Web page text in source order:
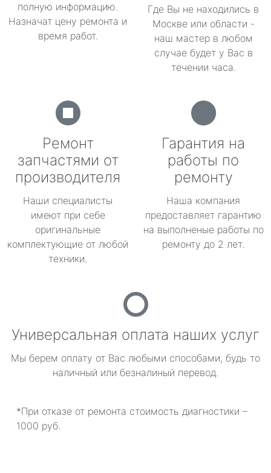
полную информацию.
Назначат цену ремонта и
время работ.
Где Вы не находились в
Москве или области -
наш мастер в любом
случае будет у Вас в
течении часа.
Ремонт
запчастями от
производителя
Наши специалисты
имеют при себе
оригинальные
комплектующие от любой
техники.
Гарантия на
работы по
ремонту
Наша компания
предоставляет гарантию
на выполненые работы по
ремонту до 2 лет.
Универсальная оплата наших услуг
Мы берем оплату от Вас любыми способами, будь то
наличный или безналиный перевод.
*При отказе от ремонта стоимость диагностики –
1000 руб.